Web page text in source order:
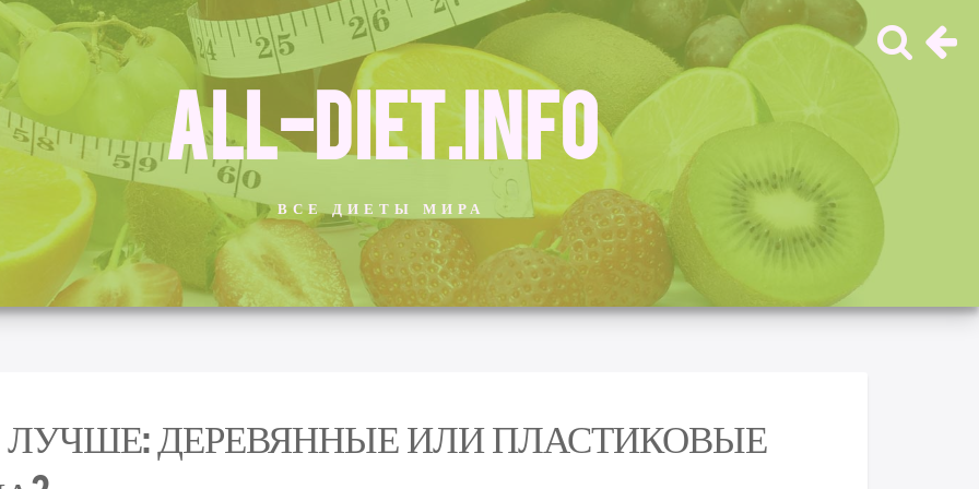
ALL-DIET.INFO
ВСЕ ДИЕТЫ МИРА
ЛУЧШЕ: ДЕРЕВЯННЫЕ ИЛИ ПЛАСТИКОВЫЕ